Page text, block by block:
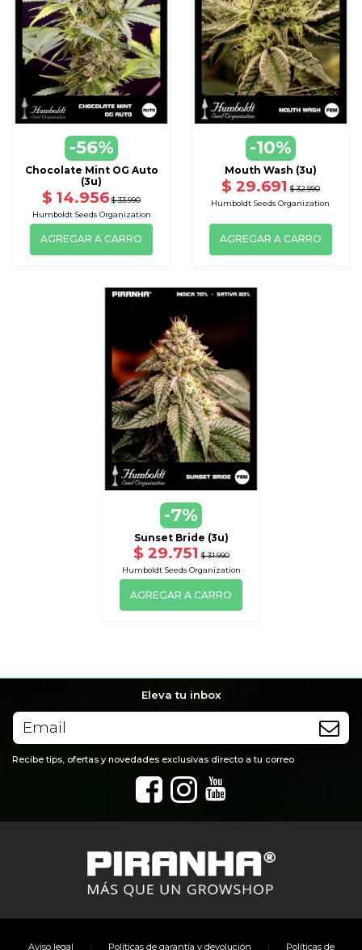
-56%
Chocolate Mint OG Auto
(3u)
$ 14.956 $ 33.990
Humboldt Seeds Organization
AGREGAR A CARRO
-10%
Mouth Wash (3u)
$ 29.691 $ 32.990
Humboldt Seeds Organization
AGREGAR A CARRO
-7%
Sunset Bride (3u)
$ 29.751 $ 31.990
Humboldt Seeds Organization
AGREGAR A CARRO
Eleva tu inbox
Recibe tips, ofertas y novedades exclusivas directo a tu correo
Aviso legal | Políticas de garantía y devolución | Políticas de